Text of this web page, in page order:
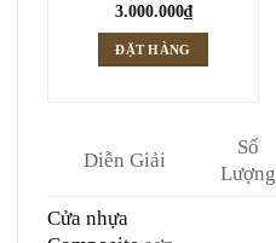
3.000.000₫
ĐẶT HÀNG
Diễn Giải
Số
Lượng
Cửa nhựa